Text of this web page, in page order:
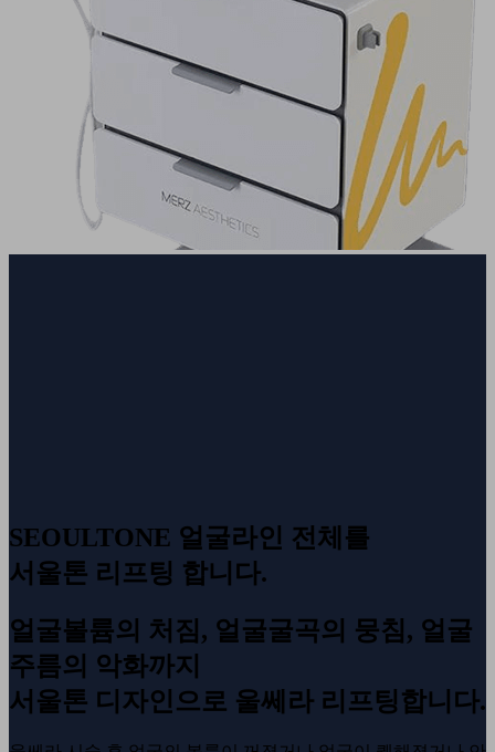
SEOULTONE 얼굴라인 전체를
서울톤 리프팅 합니다.
얼굴볼륨의 처짐, 얼굴굴곡의 뭉침, 얼굴
주름의 악화까지
서울톤 디자인으로 울쎄라 리프팅합니다.